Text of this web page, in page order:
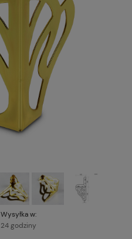
Wysyłka w:
24 godziny